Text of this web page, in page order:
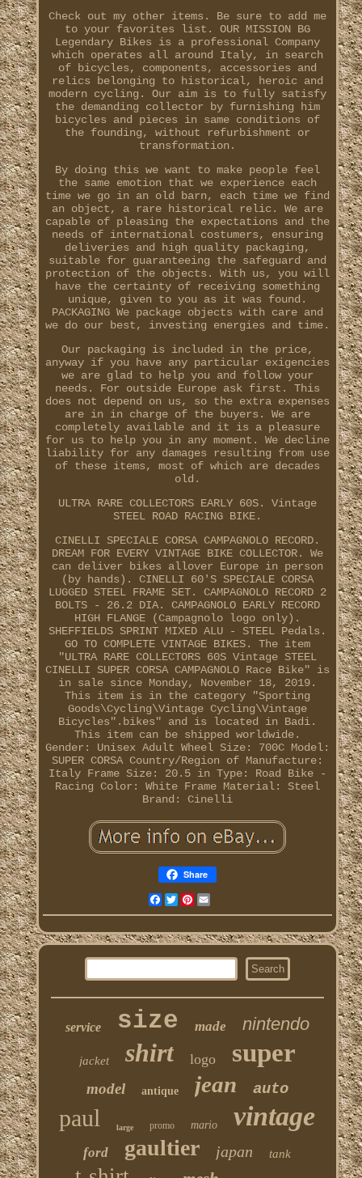
Check out my other items. Be sure to add me
to your favorites list. OUR MISSION BG
Legendary Bikes is a professional Company
which operates all around Italy, in search
of bicycles, components, accessories and
relics belonging to historical, heroic and
modern cycling. Our aim is to fully satisfy
the demanding collector by furnishing him
bicycles and pieces in same conditions of
the founding, without refurbishment or
transformation.
By doing this we want to make people feel
the same emotion that we experience each
time we go in an old barn, each time we find
an object, a rare historical relic. We are
capable of pleasing the expectations and the
needs of international costumers, ensuring
deliveries and high quality packaging,
suitable for guaranteeing the safeguard and
protection of the objects. With us, you will
have the certainty of receiving something
unique, given to you as it was found.
PACKAGING We package objects with care and
we do our best, investing energies and time.
Our packaging is included in the price,
anyway if you have any particular exigencies
we are glad to help you and follow your
needs. For outside Europe ask first. This
does not depend on us, so the extra expenses
are in in charge of the buyers. We are
completely available and it is a pleasure
for us to help you in any moment. We decline
liability for any damages resulting from use
of these items, most of which are decades
old.
ULTRA RARE COLLECTORS EARLY 60S. Vintage
STEEL ROAD RACING BIKE.
CINELLI SPECIALE CORSA CAMPAGNOLO RECORD.
DREAM FOR EVERY VINTAGE BIKE COLLECTOR. We
can deliver bikes allover Europe in person
(by hands). CINELLI 60'S SPECIALE CORSA
LUGGED STEEL FRAME SET. CAMPAGNOLO RECORD 2
BOLTS - 26.2 DIA. CAMPAGNOLO EARLY RECORD
HIGH FLANGE (Campagnolo logo only).
SHEFFIELDS SPRINT MIXED ALU - STEEL Pedals.
GO TO COMPLETE VINTAGE BIKES. The item
"ULTRA RARE COLLECTORS 60S Vintage STEEL
CINELLI SUPER CORSA CAMPAGNOLO Race Bike" is
in sale since Monday, November 18, 2019.
This item is in the category "Sporting
Goods\Cycling\Vintage Cycling\Vintage
Bicycles".bikes" and is located in Badi.
This item can be shipped worldwide.
Gender: Unisex Adult Wheel Size: 700C Model:
SUPER CORSA Country/Region of Manufacture:
Italy Frame Size: 20.5 in Type: Road Bike -
Racing
Color: White Frame Material: Steel
Brand: Cinelli
Share
Facebook
TwitterPinterest
service size made nintendo
jacket shirt logo super
model antique jean auto
paul large promo mario vintage
ford gaultier japan tank